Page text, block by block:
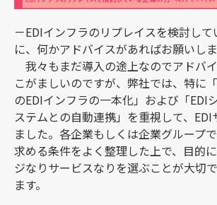
－EDIインフラのリプレイスを検討し
に、何かアドバイスがあればお願いしま
我々もまだ導入の途上なのでアドバ
こがましいのですが、弊社では、特に
のEDIインフラの一本化」および「EDI
ステムとの自動連携」を重視して、
ました。各企業もしくは企業グループ
求める条件をよく整理した上で、目的
ジなりサービスなりを選ぶことが大切
ます。